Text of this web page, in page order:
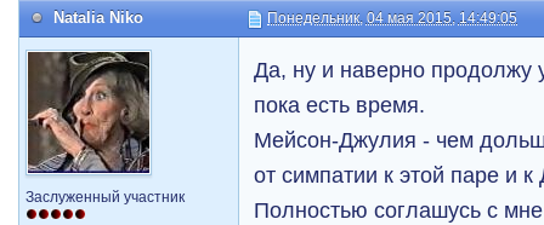
Natalia Niko Понедельник, 04 мая 2015, 14:49:05
Заслуженный участник
Да, ну и наверно продолжу
пока есть время.
Мейсон-Джулия - чем
от симпатии к этой паре и
Полностью соглашусь с